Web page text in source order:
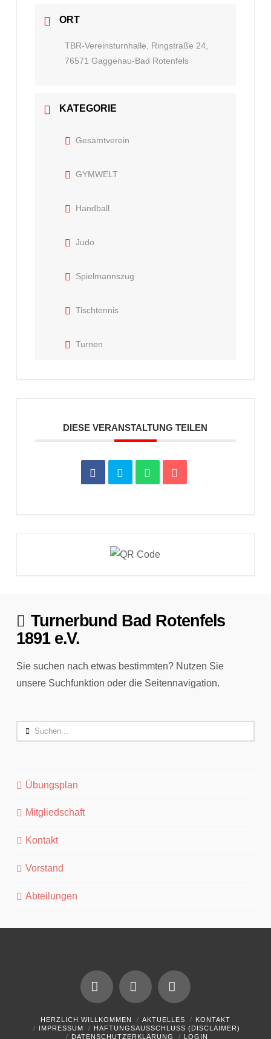
ORT
TBR-Vereinsturnhalle, Ringstraße 24,
76571 Gaggenau-Bad Rotenfels
KATEGORIE
Gesamtverein
GYMWELT
Handball
Judo
Spielmannszug
Tischtennis
Turnen
DIESE VERANSTALTUNG TEILEN
Turnerbund Bad Rotenfels
1891 e.V.
Sie suchen nach etwas bestimmten? Nutzen Sie
unsere Suchfunktion oder die Seitennavigation.
Search
Übungsplan
Mitgliedschaft
Kontakt
Vorstand
Abteilungen
FacebookYouTubeInstagram
HERZLICH WILLKOMMEN AKTUELLES
KONTAKT
IMPRESSUM
HAFTUNGSAUSSCHLUSS (DISCLAIMER)
DATENSCHUTZERKLÄRUNG
LOGIN